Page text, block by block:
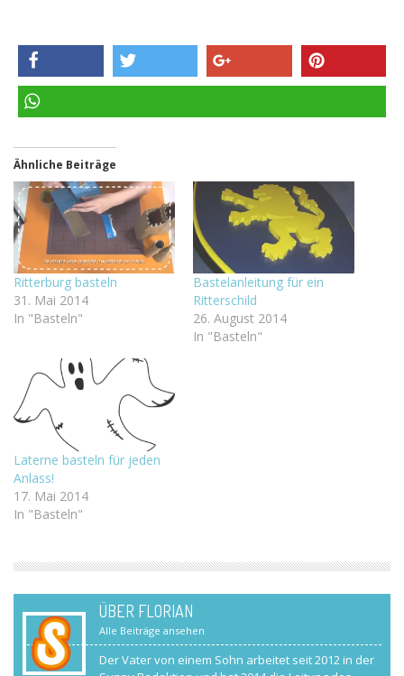
teilen
Ähnliche Beiträge
Ritterburg basteln
31. Mai 2014
In "Basteln"
Bastelanleitung für ein
Ritterschild
26. August 2014
In "Basteln"
Laterne basteln für jeden
Anlass!
17. Mai 2014
In "Basteln"
ÜBER FLORIAN
Alle Beiträge ansehen
Der Vater von einem Sohn arbeitet seit 2012 in der